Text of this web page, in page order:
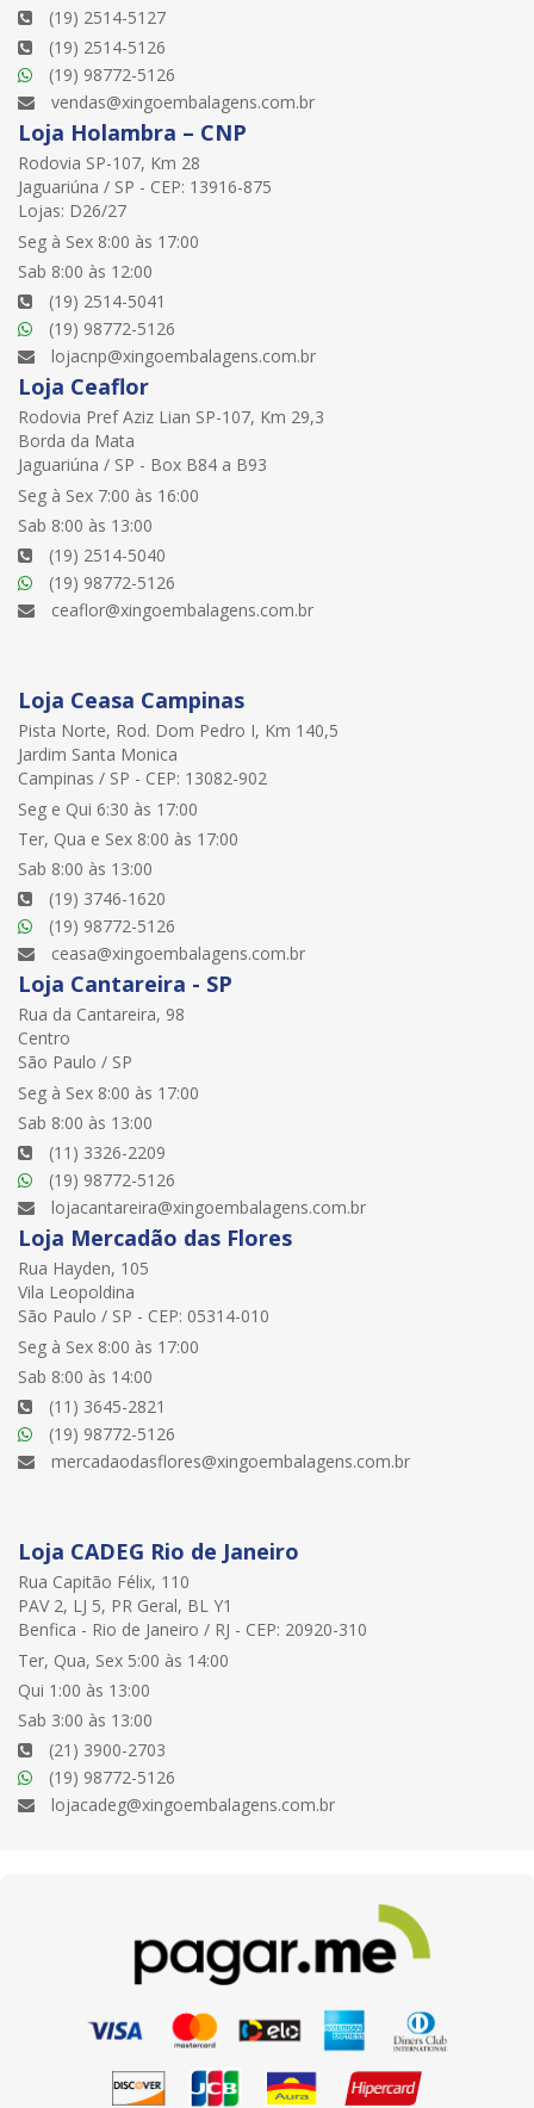
(19) 2514-5127
(19) 2514-5126
(19) 98772-5126
vendas@xingoembalagens.com.br
Loja Holambra – CNP
Rodovia SP-107, Km 28
Jaguariúna / SP - CEP: 13916-875
Lojas: D26/27
Seg à Sex 8:00 às 17:00
Sab 8:00 às 12:00
(19) 2514-5041
(19) 98772-5126
lojacnp@xingoembalagens.com.br
Loja Ceaflor
Rodovia Pref Aziz Lian SP-107, Km 29,3
Borda da Mata
Jaguariúna / SP - Box B84 a B93
Seg à Sex 7:00 às 16:00
Sab 8:00 às 13:00
(19) 2514-5040
(19) 98772-5126
ceaflor@xingoembalagens.com.br
Loja Ceasa Campinas
Pista Norte, Rod. Dom Pedro I, Km 140,5
Jardim Santa Monica
Campinas / SP - CEP: 13082-902
Seg e Qui 6:30 às 17:00
Ter, Qua e Sex 8:00 às 17:00
Sab 8:00 às 13:00
(19) 3746-1620
(19) 98772-5126
ceasa@xingoembalagens.com.br
Loja Cantareira - SP
Rua da Cantareira, 98
Centro
São Paulo / SP
Seg à Sex 8:00 às 17:00
Sab 8:00 às 13:00
(11) 3326-2209
(19) 98772-5126
lojacantareira@xingoembalagens.com.br
Loja Mercadão das Flores
Rua Hayden, 105
Vila Leopoldina
São Paulo / SP - CEP: 05314-010
Seg à Sex 8:00 às 17:00
Sab 8:00 às 14:00
(11) 3645-2821
(19) 98772-5126
mercadaodasflores@xingoembalagens.com.br
Loja CADEG Rio de Janeiro
Rua Capitão Félix, 110
PAV 2, LJ 5, PR Geral, BL Y1
Benfica - Rio de Janeiro / RJ - CEP: 20920-310
Ter, Qua, Sex 5:00 às 14:00
Qui 1:00 às 13:00
Sab 3:00 às 13:00
(21) 3900-2703
(19) 98772-5126
lojacadeg@xingoembalagens.com.br